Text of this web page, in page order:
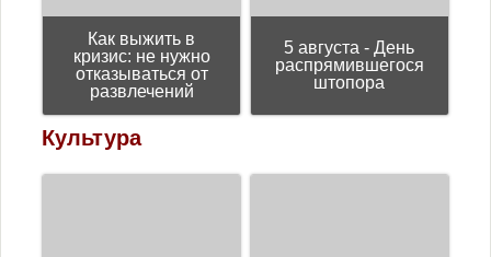
Как выжить в
кризис: не нужно
отказываться от
развлечений
5 августа - День
распрямившегося
штопора
Культура